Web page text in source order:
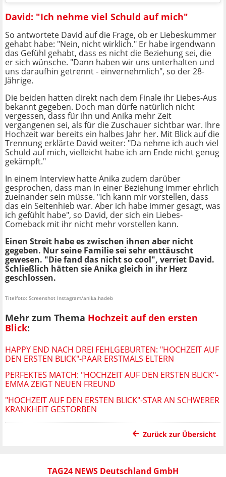
David: "Ich nehme viel Schuld auf mich"
So antwortete David auf die Frage, ob er Liebeskummer
gehabt habe: "Nein, nicht wirklich." Er habe irgendwann
das Gefühl gehabt, dass es nicht die Beziehung sei, die
er sich wünsche. "Dann haben wir uns unterhalten und
uns daraufhin getrennt - einvernehmlich", so der 28-
Jährige.
Die beiden hatten direkt nach dem Finale ihr Liebes-Aus
bekannt gegeben. Doch man dürfe natürlich nicht
vergessen, dass für ihn und Anika mehr Zeit
vergangenen sei, als für die Zuschauer sichtbar war. Ihre
Hochzeit war bereits ein halbes Jahr her. Mit Blick auf die
Trennung erklärte David weiter: "Da nehme ich auch viel
Schuld auf mich, vielleicht habe ich am Ende nicht genug
gekämpft."
In einem Interview hatte Anika zudem darüber
gesprochen, dass man in einer Beziehung immer ehrlich
zueinander sein müsse. "Ich kann mir vorstellen, dass
das ein Seitenhieb war. Aber ich habe immer gesagt, was
ich gefühlt habe", so David, der sich ein Liebes-
Comeback mit ihr nicht mehr vorstellen kann.
Einen Streit habe es zwischen ihnen aber nicht
gegeben. Nur seine Familie sei sehr enttäuscht
gewesen. "Die fand das nicht so cool", verriet David.
Schließlich hätten sie Anika gleich in ihr Herz
geschlossen.
Titelfoto: Screenshot Instagram/anika.hadeb
Mehr zum Thema Hochzeit auf den ersten
Blick:
HAPPY END NACH DREI FEHLGEBURTEN: "HOCHZEIT AUF
DEN ERSTEN BLICK"-PAAR ERSTMALS ELTERN
PERFEKTES MATCH: "HOCHZEIT AUF DEN ERSTEN BLICK"-
EMMA ZEIGT NEUEN FREUND
"HOCHZEIT AUF DEN ERSTEN BLICK"-STAR AN SCHWERER
KRANKHEIT GESTORBEN
Zurück zur Übersicht
TAG24 NEWS Deutschland GmbH